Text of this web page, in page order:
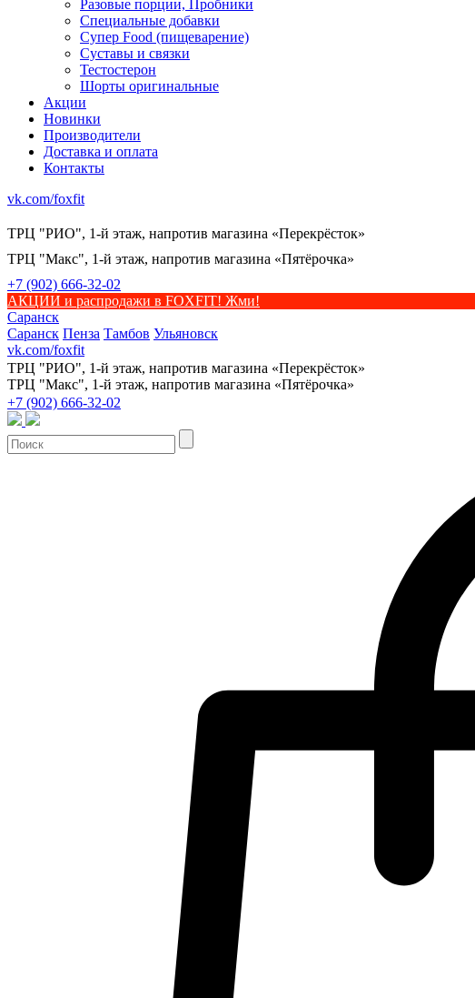
Разовые порции, Пробники
Специальные добавки
Супер Food (пищеварение)
Суставы и связки
Тестостерон
Шорты оригинальные
Акции
Новинки
Производители
Доставка и оплата
Контакты
vk.com/foxfit
ТРЦ "РИО", 1-й этаж, напротив магазина «Перекрёсток»
ТРЦ "Макс", 1-й этаж, напротив магазина «Пятёрочка»
+7 (902) 666-32-02
АКЦИИ и распродажи в FOXFIT! Жми!
Саранск
Саранск Пенза Тамбов Ульяновск
vk.com/foxfit
ТРЦ "РИО", 1-й этаж, напротив магазина «Перекрёсток»
ТРЦ "Макс", 1-й этаж, напротив магазина «Пятёрочка»
+7 (902) 666-32-02